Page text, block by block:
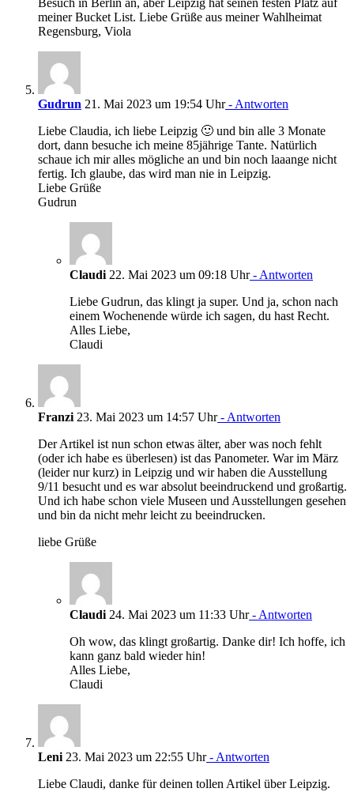
meiner Bucket List. Liebe Grüße aus meiner Wahlheimat
Regensburg, Viola
Gudrun 21. Mai 2023 um 19:54 Uhr- Antworten
Liebe Claudia, ich liebe Leipzig 🙂 und bin alle 3 Monate
dort, dann besuche ich meine 85jährige Tante. Natürlich
schaue ich mir alles mögliche an und bin noch laaange nicht
fertig. Ich glaube, das wird man nie in Leipzig.
Liebe Grüße
Gudrun
Claudi 22. Mai 2023 um 09:18 Uhr- Antworten
Liebe Gudrun, das klingt ja super. Und ja, schon nach
einem Wochenende würde ich sagen, du hast Recht.
Alles Liebe,
Claudi
Franzi 23. Mai 2023 um 14:57 Uhr- Antworten
Der Artikel ist nun schon etwas älter, aber was noch fehlt
(oder ich habe es überlesen) ist das Panometer. War im März
(leider nur kurz) in Leipzig und wir haben die Ausstellung
9/11 besucht und es war absolut beeindruckend und großartig.
Und ich habe schon viele Museen und Ausstellungen gesehen
und bin da nicht mehr leicht zu beeindrucken.
liebe Grüße
Claudi 24. Mai 2023 um 11:33 Uhr- Antworten
Oh wow, das klingt großartig. Danke dir! Ich hoffe, ich
kann ganz bald wieder hin!
Alles Liebe,
Claudi
Leni 23. Mai 2023 um 22:55 Uhr- Antworten
Liebe Claudi, danke für deinen tollen Artikel über Leipzig.